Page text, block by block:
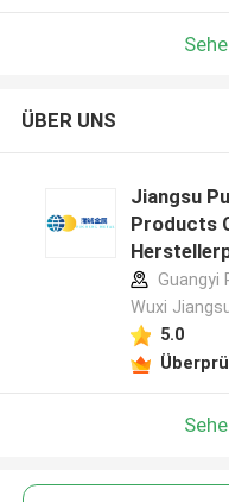
ÜBER UNS
Jiangsu
Products
Guangyi
Wuxi
5.0